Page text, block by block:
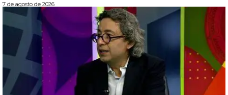
7 de agosto de 2026